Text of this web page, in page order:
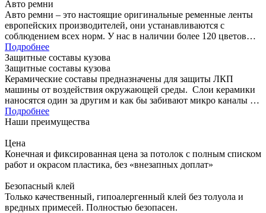
Авто ремни
Авто ремни – это настоящие оригинальные ременные ленты
европейских производителей, они устанавливаются с
соблюдением всех норм. У нас в наличии более 120 цветовых
решений.
Подробнее
Защитные составы кузова
Защитные составы кузова
Керамические составы предназначены для защиты ЛКП
машины от воздействия окружающей среды. Слои керамики
наносятся один за другим и как бы забивают микро каналы в
лаке…
Подробнее
Наши преимущества
Цена
Конечная и фиксированная цена за потолок с полным списком
работ и окрасом пластика, без «внезапных доплат»
Безопасный клей
Только качественный, гипоалергенный клей без толуола и
вредных примесей. Полностью безопасен.